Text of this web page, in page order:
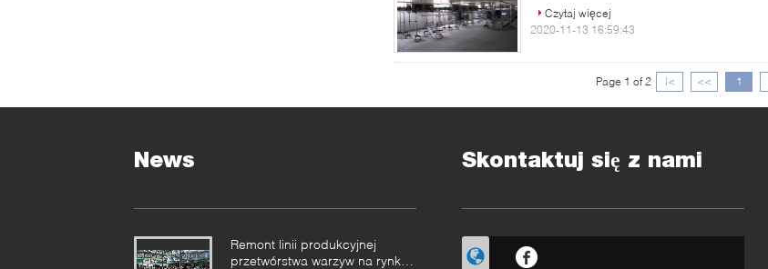
Czytaj więcej
2020-11-13 16:59:43
Page 1 of 2 |< << 1
News
Remont linii produkcyjnej
przetwórstwa warzyw na rynku
Skontaktuj się z nami